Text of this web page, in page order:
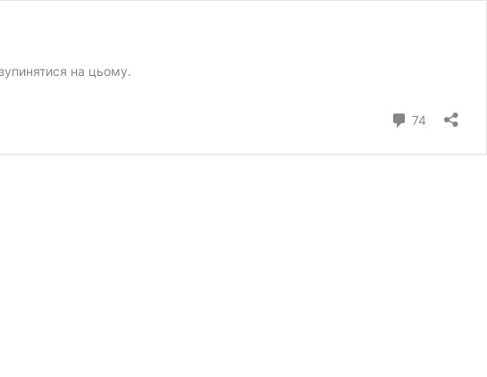
на цьому.
74 коментарі